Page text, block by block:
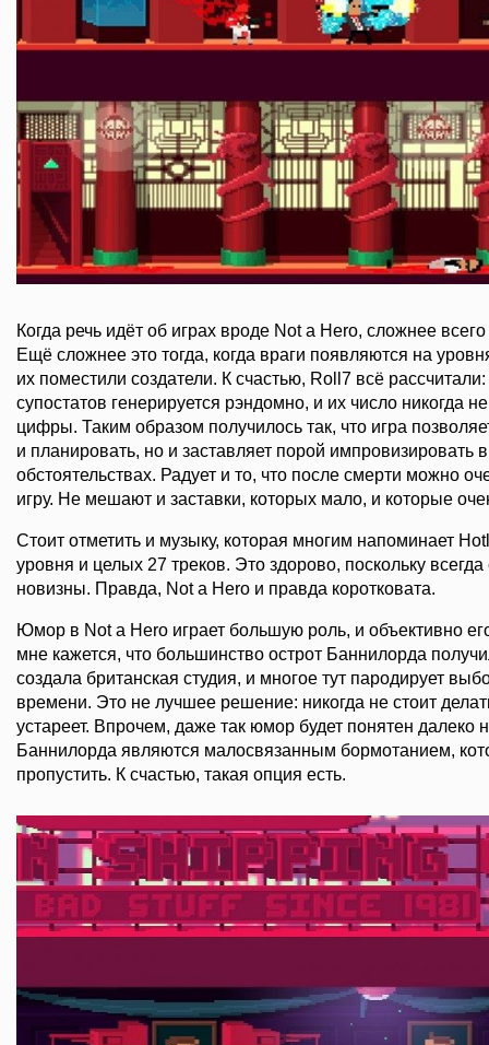
Когда речь идёт об играх вроде Not a Hero, сложнее
Ещё сложнее это тогда, когда враги появляются на
их поместили создатели. К счастью, Roll7 всё
супостатов генерируется рэндомно, и их число никогда
цифры. Таким образом получилось так, что игра
и планировать, но и заставляет порой импровизировать
обстоятельствах. Радует и то, что после смерти можно
игру. Не мешают и заставки, которых мало, и которые
Стоит отметить и музыку, которая многим напоминает
уровня и целых 27 треков. Это здорово, поскольку
новизны. Правда, Not a Hero и правда коротковата.
Юмор в Not a Hero играет большую роль, и объективно
мне кажется, что большинство острот Баннилорда
создала британская студия, и многое тут пародирует
времени. Это не лучшее решение: никогда не стоит
устареет. Впрочем, даже так юмор будет понятен далеко
Баннилорда являются малосвязанным бормотанием,
пропустить. К счастью, такая опция есть.